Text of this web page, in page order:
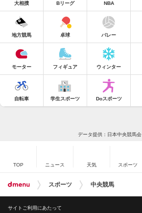
大相撲 Bリーグ NBA
地方競馬 卓球 バレー
モーター フィギュア ウィンター
自転車 学生スポーツ Doスポーツ
データ提供：日本中央競馬会
TOP ニュース 天気 スポーツ
スポーツ 中央競馬
サイトご利用にあたって